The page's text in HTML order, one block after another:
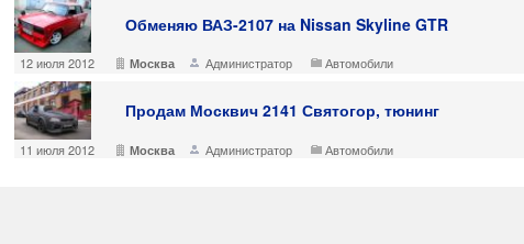
Обменяю ВАЗ-2107 на Nissan Skyline GTR
12 июля 2012 Москва Администратор Автомобили
Продам Москвич 2141 Святогор, тюнинг
11 июля 2012 Москва Администратор Автомобили